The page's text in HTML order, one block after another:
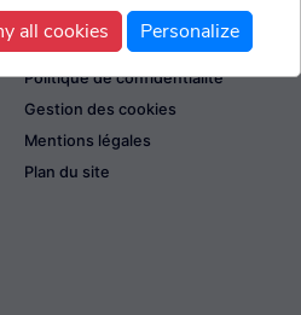
Conditions générales de
Politique de confidentialité
Gestion des cookies
Mentions légales
Plan du site
all cookies Personalize